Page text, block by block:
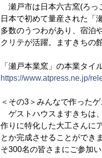
瀬戸市は日本六古窯(ろっ
日本で初めて量産された「
多数のうつわがあり、宿泊
クリテが活躍。ますきちの
「瀬戸本業窯」の本業タイ
https://www.atpress.ne.jp/
＜その3＞みんなで作った
ゲストハウスますきちは
作りに特化した大工さんに
とか完成させることができ
そ300名の皆さまにご参加い